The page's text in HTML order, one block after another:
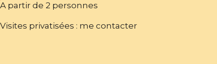
A partir de 2 personnes
Visites privatisées : me contacter